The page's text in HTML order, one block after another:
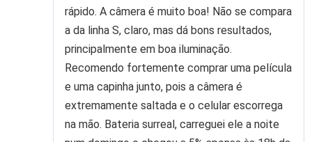
rápido. A câmera é muito boa! Não se compara
a da linha S, claro, mas dá bons resultados,
principalmente em boa iluminação.
Recomendo fortemente comprar uma película
e uma capinha junto, pois a câmera é
extremamente saltada e o celular escorrega
na mão. Bateria surreal, carreguei ele a noite